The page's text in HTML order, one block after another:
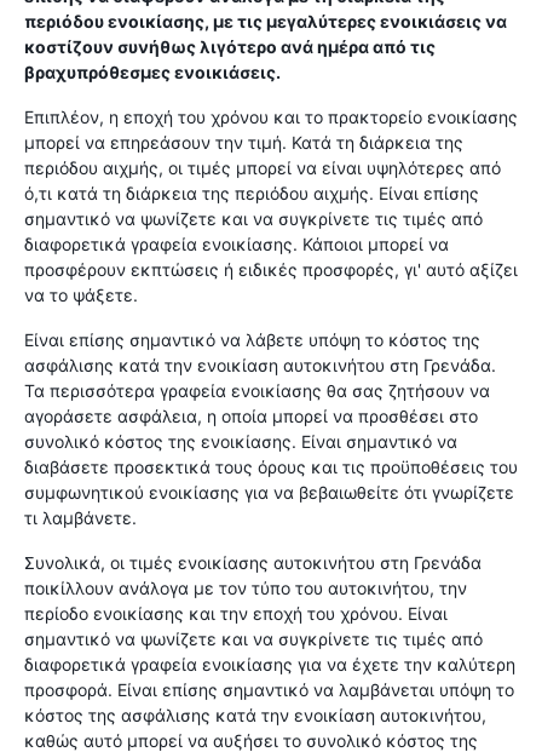
περιόδου ενοικίασης, με τις μεγαλύτερες ενοικιάσεις να
κοστίζουν συνήθως λιγότερο ανά ημέρα από τις
βραχυπρόθεσμες ενοικιάσεις.
Επιπλέον, η εποχή του χρόνου και το πρακτορείο ενοικίασης
μπορεί να επηρεάσουν την τιμή. Κατά τη διάρκεια της
περιόδου αιχμής, οι τιμές μπορεί να είναι υψηλότερες από
ό,τι κατά τη διάρκεια της περιόδου αιχμής. Είναι επίσης
σημαντικό να ψωνίζετε και να συγκρίνετε τις τιμές από
διαφορετικά γραφεία ενοικίασης. Κάποιοι μπορεί να
προσφέρουν εκπτώσεις ή ειδικές προσφορές, γι' αυτό αξίζει
να το ψάξετε.
Είναι επίσης σημαντικό να λάβετε υπόψη το κόστος της
ασφάλισης κατά την ενοικίαση αυτοκινήτου στη Γρενάδα.
Τα περισσότερα γραφεία ενοικίασης θα σας ζητήσουν να
αγοράσετε ασφάλεια, η οποία μπορεί να προσθέσει στο
συνολικό κόστος της ενοικίασης. Είναι σημαντικό να
διαβάσετε προσεκτικά τους όρους και τις προϋποθέσεις του
συμφωνητικού ενοικίασης για να βεβαιωθείτε ότι γνωρίζετε
τι λαμβάνετε.
Συνολικά, οι τιμές ενοικίασης αυτοκινήτου στη Γρενάδα
ποικίλλουν ανάλογα με τον τύπο του αυτοκινήτου, την
περίοδο ενοικίασης και την εποχή του χρόνου. Είναι
σημαντικό να ψωνίζετε και να συγκρίνετε τις τιμές από
διαφορετικά γραφεία ενοικίασης για να έχετε την καλύτερη
προσφορά. Είναι επίσης σημαντικό να λαμβάνεται υπόψη το
κόστος της ασφάλισης κατά την ενοικίαση αυτοκινήτου,
καθώς αυτό μπορεί να αυξήσει το συνολικό κόστος της